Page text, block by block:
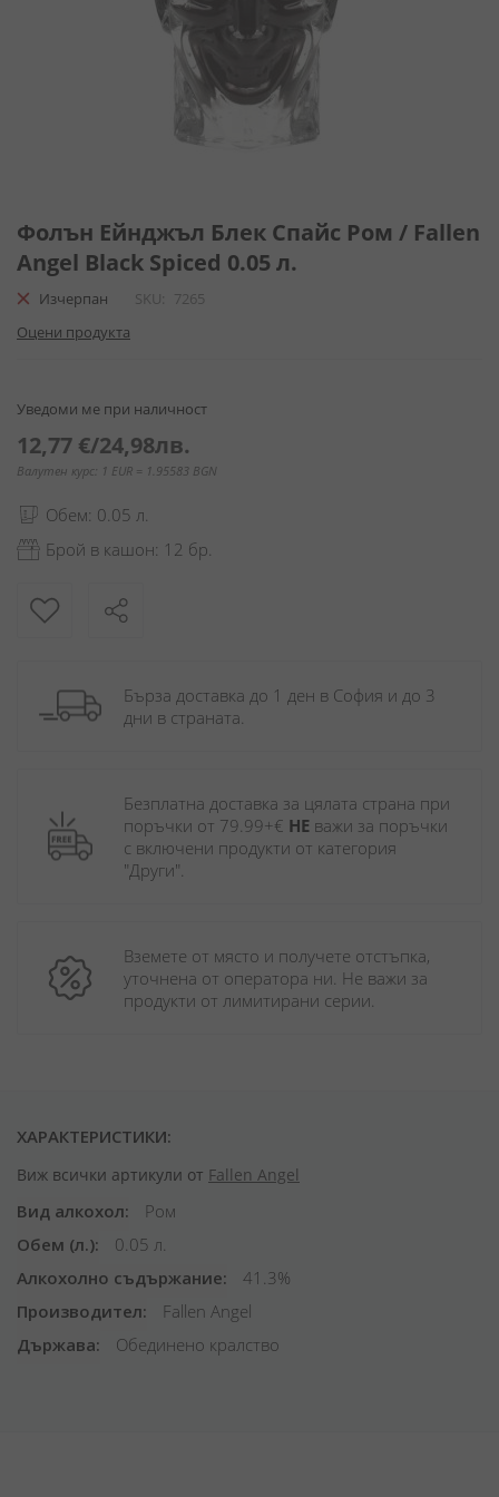
към
началото
на
галерия
снимки
Фолън Ейнджъл Блек Спайс Ром / Fallen
Angel Black Spiced 0.05 л.
Изчерпан SKU
7265
Оцени продукта
Уведоми ме при наличност
12,77 €/24,98лв.
Валутен курс: 1 EUR = 1.95583 BGN
Обем: 0.05 л.
Брой в кашон: 12 бр.
Бърза доставка до 1 ден в София и до 3
дни в страната.
Безплатна доставка за цялата страна при
поръчки от 79.99+€ НЕ важи за поръчки
с включени продукти от категория
"Други".
Вземете от място и получете отстъпка,
уточнена от оператора ни. Не важи за
продукти от лимитирани серии.
ХАРАКТЕРИСТИКИ:
Виж всички артикули от Fallen Angel
Вид алкохол
Ром
Обем (л.)
0.05 л.
Алкохолно съдържание
41.3%
Производител
Fallen Angel
Държава
Обединено кралство